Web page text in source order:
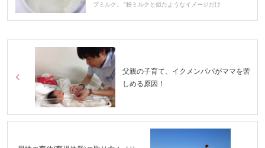
プミルク。 “粉ミルクと似たようなイメージだけ
父親の子育て、イクメンパパがママを苦
しめる原因！